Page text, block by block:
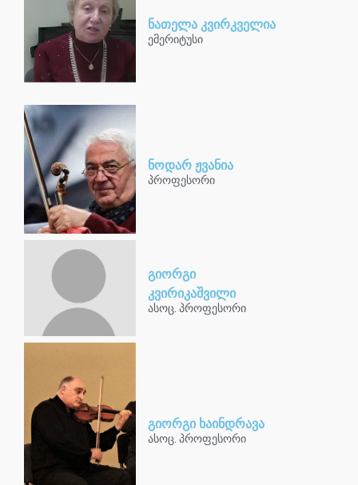
ნათელა კვირკველია
ემერიტუსი
ნოდარ ჟვანია
პროფესორი
გიორგი
კვირიკაშვილი
ასოც. პროფესორი
გიორგი ხაინდრავა
ასოც. პროფესორი